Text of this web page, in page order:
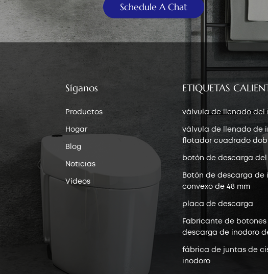
Schedule A Chat
Síganos
Productos
Hogar
Blog
Noticias
Vídeos
ETIQUETAS
válvula de llenado del
válvula de llenado de
flotador cuadrado
botón de descarga del
Botón de descarga de
convexo de 48 mm
placa de descarga
Fabricante de botones
descarga de inodoro
fábrica de juntas de
inodoro